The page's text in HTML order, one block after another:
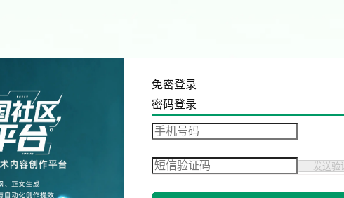
免密登录
密码登录
发送验